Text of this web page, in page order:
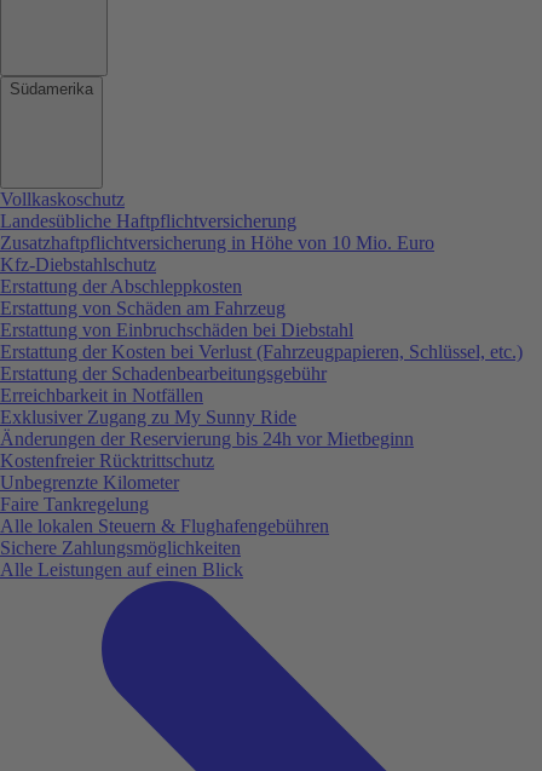
Südamerika
Vollkaskoschutz
Landesübliche Haftpflichtversicherung
Zusatzhaftpflichtversicherung in Höhe von 10 Mio. Euro
Kfz-Diebstahlschutz
Erstattung der Abschleppkosten
Erstattung von Schäden am Fahrzeug
Erstattung von Einbruchschäden bei Diebstahl
Erstattung der Kosten bei Verlust (Fahrzeugpapieren, Schlüssel, etc.)
Erstattung der Schadenbearbeitungsgebühr
Erreichbarkeit in Notfällen
Exklusiver Zugang zu My Sunny Ride
Änderungen der Reservierung bis 24h vor Mietbeginn
Kostenfreier Rücktrittschutz
Unbegrenzte Kilometer
Faire Tankregelung
Alle lokalen Steuern & Flughafengebühren
Sichere Zahlungsmöglichkeiten
Alle Leistungen auf einen Blick